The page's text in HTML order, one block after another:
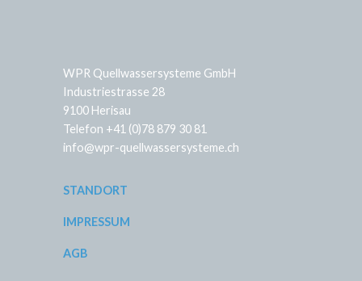
WPR Quellwassersysteme GmbH
Industriestrasse 28
9100 Herisau
Telefon +41 (0)78 879 30 81
info@wpr-quellwassersysteme.ch
STANDORT
IMPRESSUM
AGB